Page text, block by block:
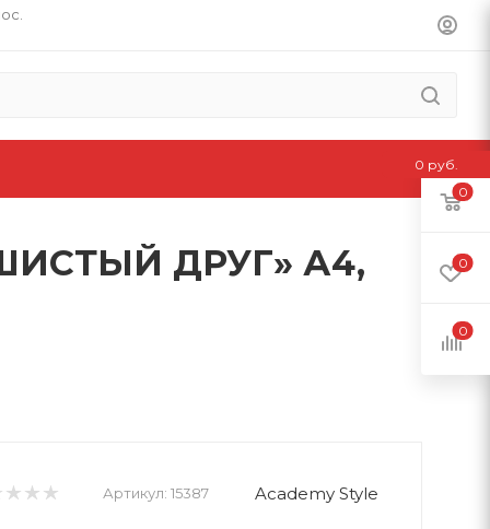
ДРУГ» А4,
Артикул: 15387 Academy Style
0
0
0
0 руб.